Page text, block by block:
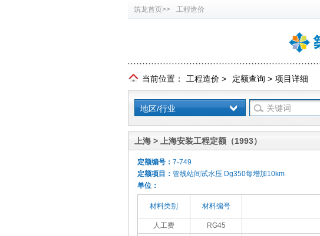
筑龙首页>> 工程造价
当前位置： 工程造价 > 定额查询 > 项目详细
地区/行业
上海 > 上海安装工程定额（1993）
定额编号： 7-749
定额项目： 管线站间试水压 Dg350每增加10km
单位：
材料类别 材料编号
人工费 RG45